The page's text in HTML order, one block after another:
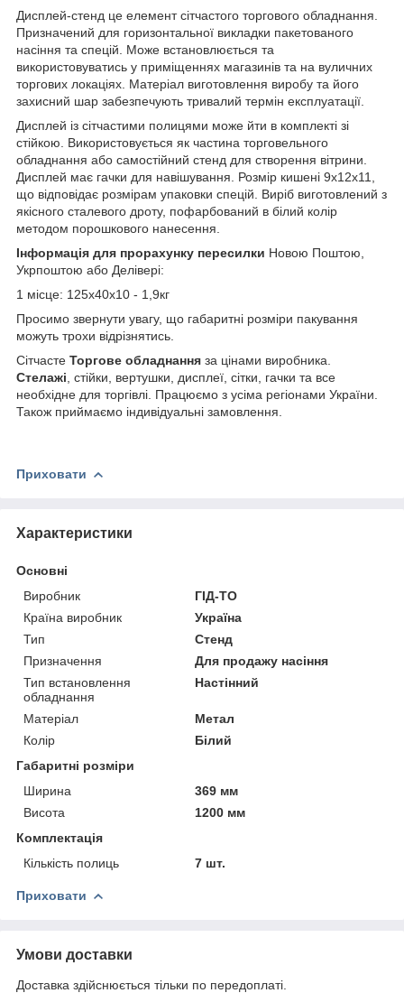
Дисплей-стенд це елемент сітчастого торгового обладнання.
Призначений для горизонтальної викладки пакетованого
насіння та спецій. Може встановлюється та
використовуватись у приміщеннях магазинів та на вуличних
торгових локаціях. Матеріал виготовлення виробу та його
захисний шар забезпечують тривалий термін експлуатації.
Дисплей із сітчастими полицями може йти в комплекті зі
стійкою. Використовується як частина торговельного
обладнання або самостійний стенд для створення вітрини.
Дисплей має гачки для навішування. Розмір кишені 9х12х11,
що відповідає розмірам упаковки спецій. Виріб виготовлений з
якісного сталевого дроту, пофарбований в білий колір
методом порошкового нанесення.
Інформація для прорахунку пересилки Новою Поштою,
Укрпоштою або Делівері:
1 місце: 125х40х10 - 1,9кг
Просимо звернути увагу, що габаритні розміри пакування
можуть трохи відрізнятись.
Сітчасте Торгове обладнання за цінами виробника.
Стелажі , стійки, вертушки, дисплеї, сітки, гачки та все
необхідне для торгівлі. Працюємо з усіма регіонами України.
Також приймаємо індивідуальні замовлення.
Приховати
Характеристики
Основні
Виробник
ГІД-ТО
Країна виробник
Україна
Тип
Стенд
Призначення
Для продажу насіння
Тип встановлення
обладнання
Настінний
Матеріал
Метал
Колір
Білий
Габаритні розміри
Ширина
369 мм
Висота
1200 мм
Комплектація
Кількість полиць
7 шт.
Приховати
Умови доставки
Доставка здійснюється тільки по передоплаті.